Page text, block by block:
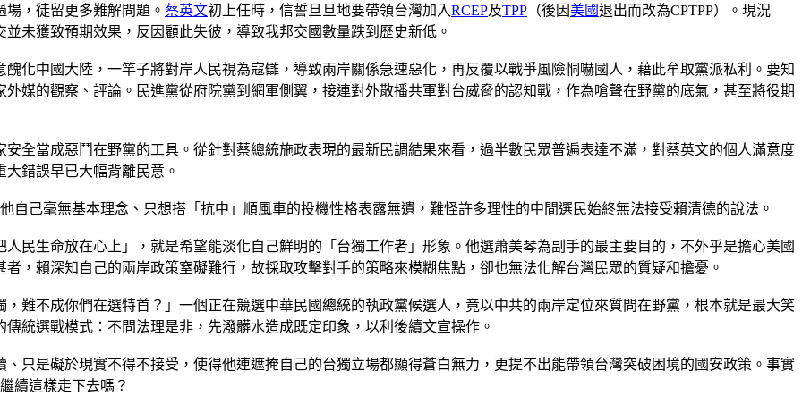
，徒留更多難解問題。 蔡英文初上任時，信誓旦旦地要帶領台灣加入RCEP及TPP （後因美國退出而改為CPTPP）。現況
未獲致預期效果，反因顧此失彼，導致我邦交國數量跌到歷史新低。
化中國大陸，一竿子將對岸人民視為寇讎，導致兩岸關係急速惡化，再反覆以戰爭風險恫嚇國人，藉此牟取黨派私利。要知
外媒的觀察、評論。民進黨從府院黨到網軍側翼，接連對外散播共軍對台威脅的認知戰，作為嗆聲在野黨的底氣，甚至將役期
全當成惡鬥在野黨的工具。從針對蔡總統施政表現的最新民調結果來看，過半數民眾普遍表達不滿，對蔡英文的個人滿意度
錯誤早已大幅背離民意。
自己毫無基本理念、只想搭「抗中」順風車的投機性格表露無遺，難怪許多理性的中間選民始終無法接受賴清德的說法。
民生命放在心上」，就是希望能淡化自己鮮明的「台獨工作者」形象。他選蕭美琴為副手的最主要目的，不外乎是擔心美國
，賴深知自己的兩岸政策窒礙難行，故採取攻擊對手的策略來模糊焦點，卻也無法化解台灣民眾的質疑和擔憂。
難不成你們在選特首？」一個正在競選中華民國總統的執政黨候選人，竟以中共的兩岸定位來質問在野黨，根本就是最大笑
統選戰模式：不問法理是非，先潑髒水造成既定印象，以利後續文宣操作。
只是礙於現實不得不接受，使得他連遮掩自己的台獨立場都顯得蒼白無力，更提不出能帶領台灣突破困境的國安政策。事實
續這樣走下去嗎？